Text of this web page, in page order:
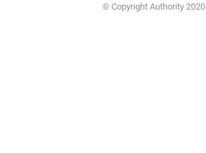
© Copyright Authority 2020